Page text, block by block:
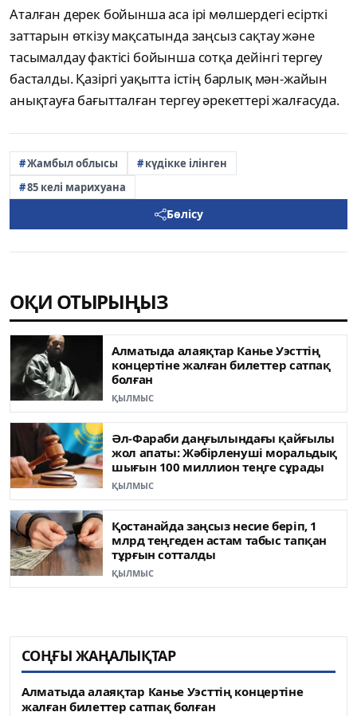
Аталған дерек бойынша аса ірі мөлшердегі есірткі
заттарын өткізу мақсатында заңсыз сақтау және
тасымалдау фактісі бойынша сотқа дейінгі тергеу
басталды. Қазіргі уақытта істің барлық мән-жайын
анықтауға бағытталған тергеу әрекеттері жалғасуда.
Жамбыл облысы
күдікке ілінген
85 келі марихуана
Бөлісу
ОҚИ ОТЫРЫҢЫЗ
Алматыда алаяқтар Канье Уэсттің
концертіне жалған билеттер сатпақ
болған
ҚЫЛМЫС
Әл-Фараби даңғылындағы қайғылы
жол апаты: Жәбірленуші моральдық
шығын 100 миллион теңге сұрады
ҚЫЛМЫС
Қостанайда заңсыз несие беріп, 1
млрд теңгеден астам табыс тапқан
тұрғын сотталды
ҚЫЛМЫС
СОҢҒЫ ЖАҢАЛЫҚТАР
Алматыда алаяқтар Канье Уэсттің концертіне
жалған билеттер сатпақ болған